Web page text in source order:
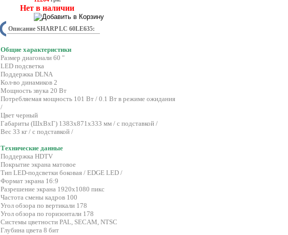
Нет в наличии
Описание SHARP LC 60LE635:
Общие характеристики
Размер диагонали 60 "
LED подсветка
Поддержка DLNA
Кол-во динамиков 2
Мощность звука 20 Вт
Потребляемая мощность 101 Вт / 0.1 Вт в режиме ожидания
/
Цвет черный
Габариты (ШхВхГ) 1383х871х333 мм / с подставкой /
Вес 33 кг / с подставкой /
Технические данные
Поддержка HDTV
Покрытие экрана матовое
Тип LED-подсветки боковая / EDGE LED /
Формат экрана 16:9
Разрешение экрана 1920x1080 пикс
Частота смены кадров 100
Угол обзора по вертикали 178
Угол обзора по горизонтали 178
Системы цветности PAL, SECAM, NTSC
Глубина цвета 8 бит